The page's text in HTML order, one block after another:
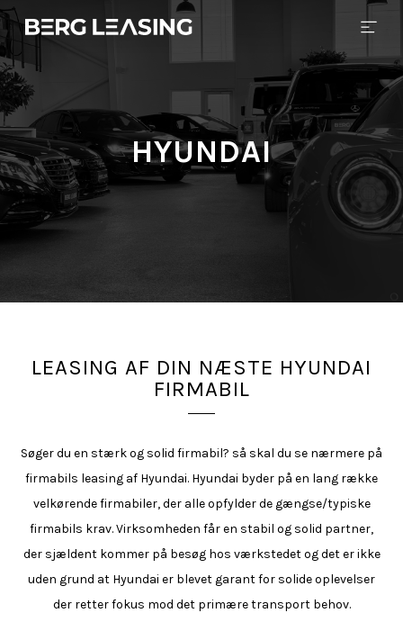
HYUNDAI
LEASING AF DIN NÆSTE HYUNDAI
FIRMABIL
Søger du en stærk og solid firmabil? så skal du se nærmere på
firmabils leasing af Hyundai. Hyundai byder på en lang række
velkørende firmabiler, der alle opfylder de gængse/typiske
firmabils krav. Virksomheden får en stabil og solid partner,
der sjældent kommer på besøg hos værkstedet og det er ikke
uden grund at Hyundai er blevet garant for solide oplevelser
der retter fokus mod det primære transport behov.